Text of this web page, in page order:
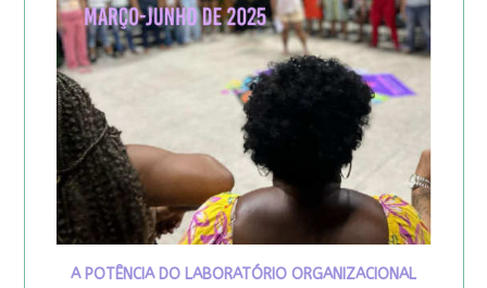
A POTÊNCIA DO LABORATÓRIO ORGANIZACIONAL